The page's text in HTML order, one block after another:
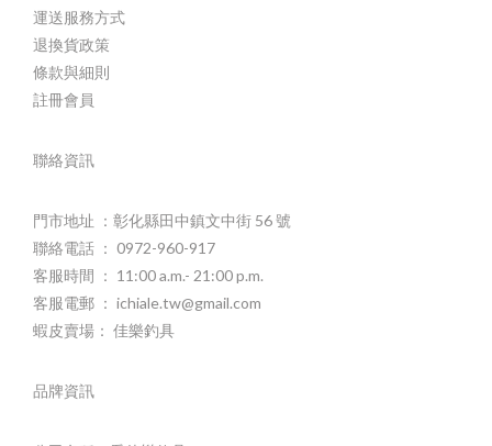
運送服務方式
退換貨政策
條款與細則
註冊會員
聯絡資訊
門市地址 ：彰化縣田中鎮文中街 56 號
聯絡電話 ： 0972-960-917
客服時間 ： 11:00 a.m.- 21:00 p.m.
客服電郵 ： ichiale.tw@gmail.com
蝦皮賣場： 佳樂釣具
品牌資訊